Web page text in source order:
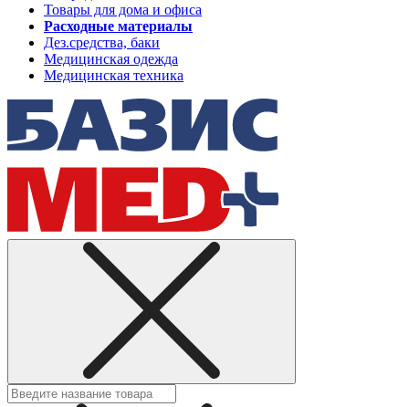
Товары для дома и офиса
Расходные материалы
Дез.средства, баки
Медицинская одежда
Медицинская техника